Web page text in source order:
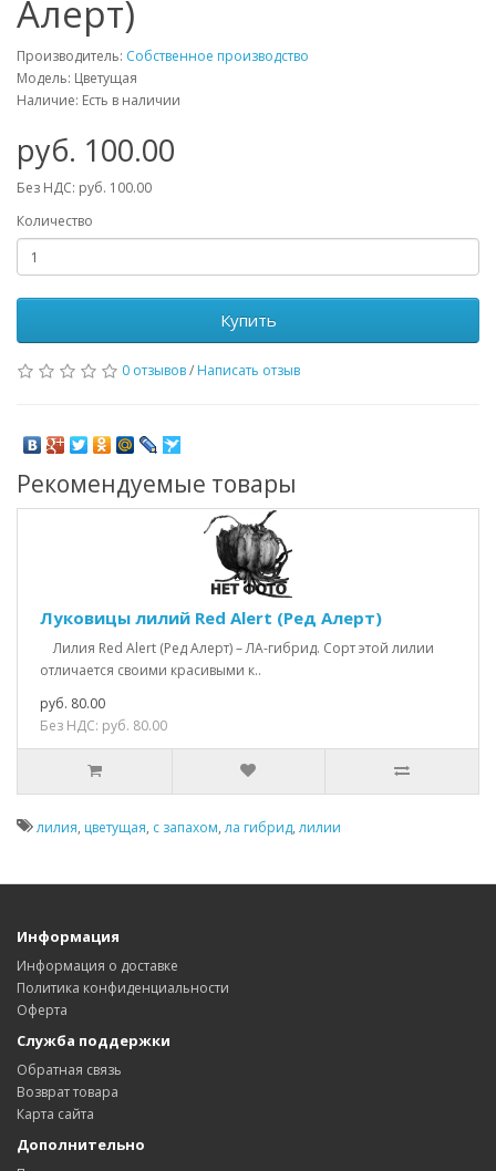
Алерт)
Производитель: Собственное производство
Модель: Цветущая
Наличие: Есть в наличии
руб. 100.00
Без НДС: руб. 100.00
Количество
Купить
0 отзывов/ Написать отзыв
Рекомендуемые товары
Луковицы лилий Red Alert (Ред Алерт)
Лилия Red Alert (Ред Алерт) – ЛА-гибрид. Сорт этой лилии
отличается своими красивыми к..
руб. 80.00
Без НДС: руб. 80.00
лилия, цветущая, с запахом, ла гибрид, лилии
Информация
Информация о доставке
Политика конфиденциальности
Оферта
Служба поддержки
Обратная связь
Возврат товара
Карта сайта
Дополнительно